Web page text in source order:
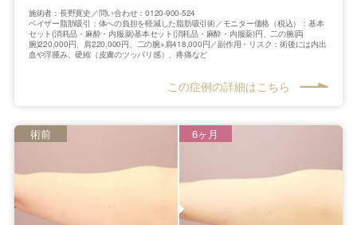
施術者：長野寛史／問い合わせ：0120-900-524
ベイザー脂肪吸引：体への負担を軽減した脂肪吸引術／モニター価格（税込）：基本
セット(消耗品・麻酔・内服薬)基本セット(消耗品・麻酔・内服薬)円、二の腕(両
腕)220,000円、肩220,000円、二の腕+肩418,000円／副作用・リスク：術後には内出
血や浮腫み、硬縮（皮膚のツッパリ感）、疼痛など
この症例の詳細はこちら
術前 6ヶ月